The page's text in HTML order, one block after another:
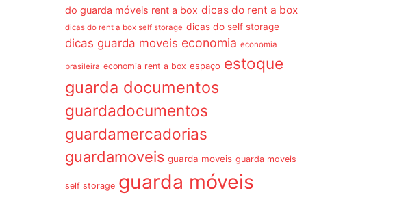
do guarda móveis rent a box dicas do rent a box
dicas do rent a box self storage dicas do self storage
dicas guarda moveis economia economia
brasileira economia rent a box espaço estoque
guarda documentos
guardadocumentos
guardamercadorias
guardamoveis guarda moveis guarda moveis
self storage guarda móveis